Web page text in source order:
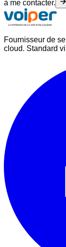
à me contacter.
Fournisseur de
cloud. Standard